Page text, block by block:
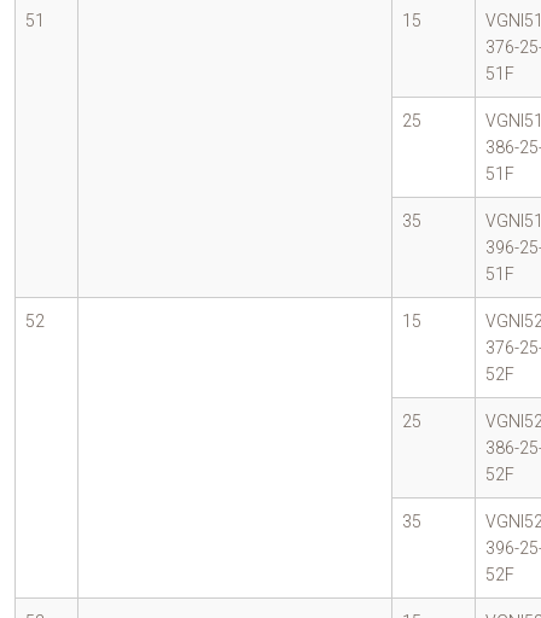
51 15
376-
51F
25
386-
51F
35
396-
51F
52 15
376-
52F
25
386-
52F
35
396-
52F